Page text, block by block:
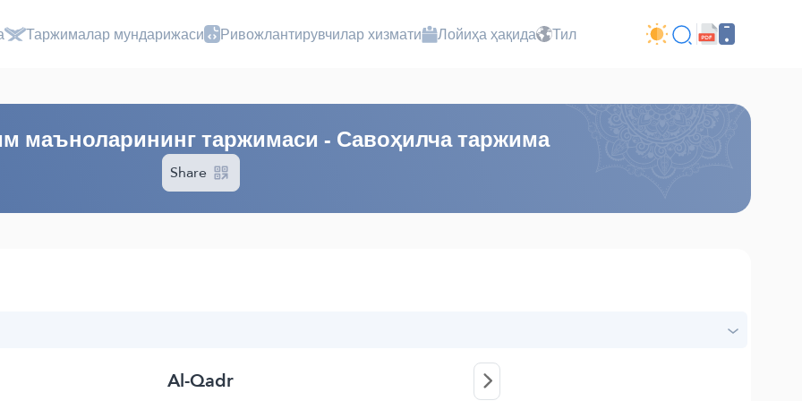
Таржималар мундарижаси Ривожлантирувчилар хизмати Лойиҳа ҳақида Тил
маъноларининг таржимаси - Савоҳилча таржима
Share
Al-Qadr